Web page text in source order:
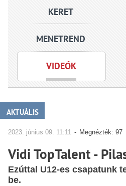
KERET
MENETREND
VIDEÓK
AKTUÁLIS
2023. június 09. 11:11 - Megnézték: 97
Vidi TopTalent -
Ezúttal U12-es csapatunk
be.